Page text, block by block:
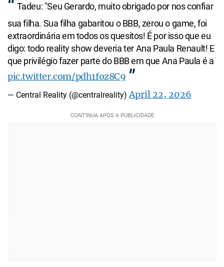
Tadeu: "Seu Gerardo, muito obrigado por nos confiar
sua filha. Sua filha gabaritou o BBB, zerou o game, foi
extraordinária em todos os quesitos! É por isso que eu
digo: todo reality show deveria ter Ana Paula Renault! E
que privilégio fazer parte do BBB em que Ana Paula é a
pic.twitter.com/pdh1foz8C9
— Central Reality (@centralreality) April 22, 2026